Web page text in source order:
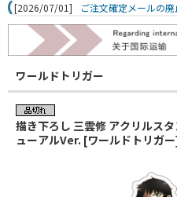
[2026/07/01]
ご注文確定メールの
ワールドトリガー
描き下ろし 三雲修 アクリルス
ューアルVer. [ワールドトリガ